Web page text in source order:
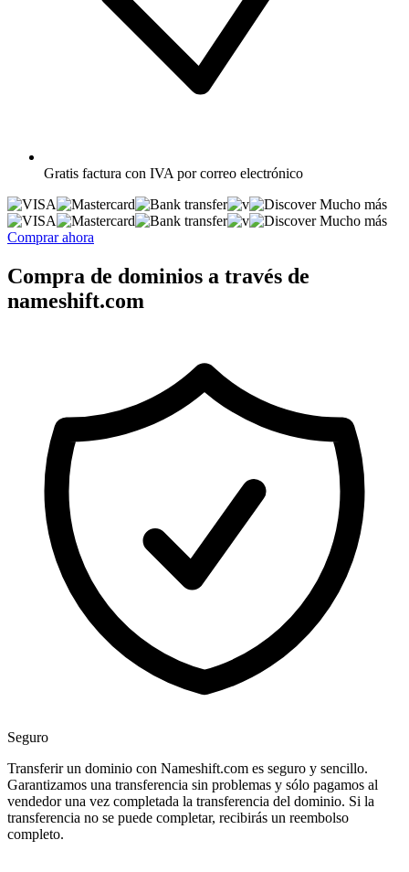
Gratis factura con IVA por correo electrónico
Mucho más
Mucho más
Comprar ahora
Compra de dominios a través de
nameshift.com
Seguro
Transferir un dominio con Nameshift.com es seguro y sencillo.
Garantizamos una transferencia sin problemas y sólo pagamos al
vendedor una vez completada la transferencia del dominio. Si la
transferencia no se puede completar, recibirás un reembolso
completo.